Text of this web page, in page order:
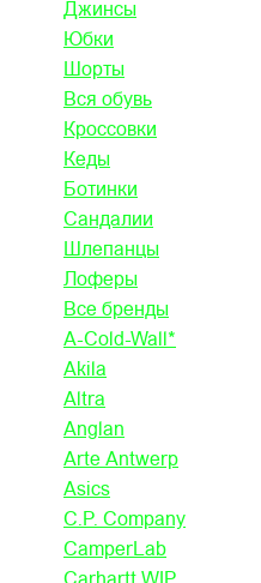
Джинсы
Юбки
Шорты
Вся обувь
Кроссовки
Кеды
Ботинки
Сандалии
Шлепанцы
Лоферы
Все бренды
A-Cold-Wall*
Akila
Altra
Anglan
Arte Antwerp
Asics
C.P. Company
CamperLab